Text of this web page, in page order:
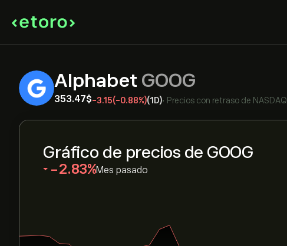
Alphabet GOOG
353.47‎$‎-3.15(-0.88%)(1D)• Precios con retraso de NASDAQ
Gráfico de precios de GOOG
‎-2.83‎ Mes pasado